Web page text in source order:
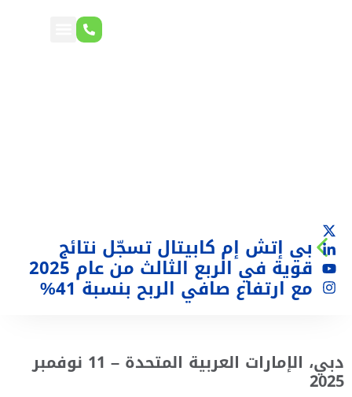
بي إتش إم كابيتال تسجّل نتائج
قوية في الربع الثالث من عام 2025
مع ارتفاع صافي الربح بنسبة 41%
دبي، الإمارات العربية المتحدة – 11 نوفمبر
2025